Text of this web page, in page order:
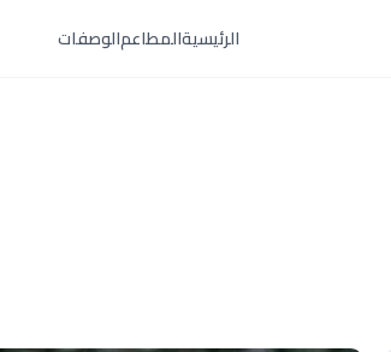
الرئيسيةالمطاعمالوصفات